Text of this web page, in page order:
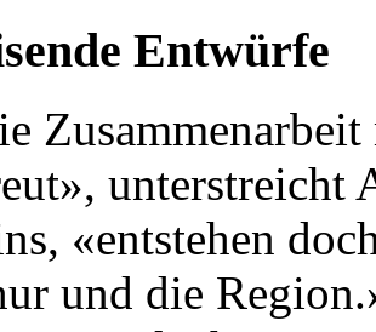
Entwürfe
unterstreicht
«entstehen
und die